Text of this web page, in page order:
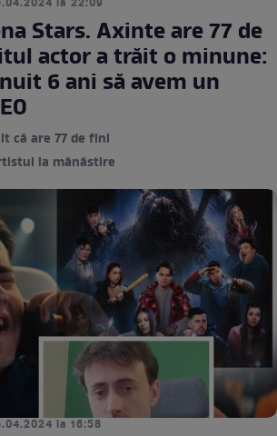
la 22:09
Stars. Axinte are 77 de
actor a trăit o minune:
6 ani să avem un
că are 77 de fini
la mănăstire
la 16:58